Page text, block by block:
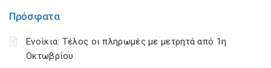
Πρόσφατα
Ενοίκια: Τέλος οι πληρωμές με μετρητά από 1η
Οκτωβρίου